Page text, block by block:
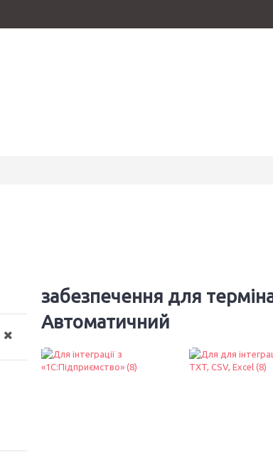
забезпечення для
Автоматичний